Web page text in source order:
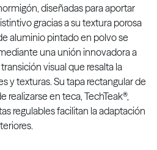
diseñadas para aportar
gracias a su textura porosa
aluminio pintado en polvo se
una unión innovadora a
visual que resalta la
y texturas. Su tapa rectangular de
en teca, TechTeak®,
regulables facilitan la adaptación